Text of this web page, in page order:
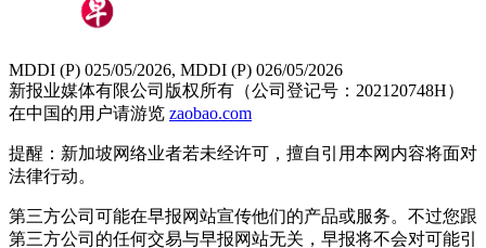
MDDI (P) 025/05/2026, MDDI (P) 026/05/2026
新报业媒体有限公司版权所有（公司登记号：202120748H）
在中国的用户请游览 zaobao.com
提醒：新加坡网络业者若未经许可，擅自引用本网内容将面对
法律行动。
第三方公司可能在早报网站宣传他们的产品或服务。不过您跟
第三方公司的任何交易与早报网站无关，早报将不会对可能引